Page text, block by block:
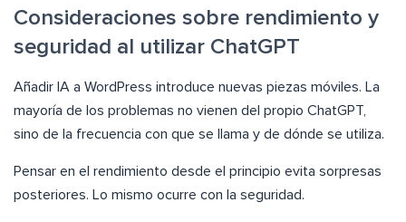
Consideraciones sobre rendimiento y
seguridad al utilizar ChatGPT
Añadir IA a WordPress introduce nuevas piezas móviles. La
mayoría de los problemas no vienen del propio ChatGPT,
sino de la frecuencia con que se llama y de dónde se utiliza.
Pensar en el rendimiento desde el principio evita sorpresas
posteriores. Lo mismo ocurre con la seguridad.